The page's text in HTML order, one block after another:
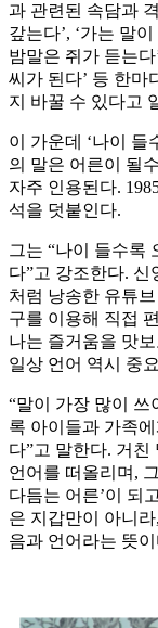
과 관련된 속담과
갚는다’, ‘가는 말
밤말은 쥐가 듣는다
씨가 된다’ 등 한마
지 바꿀 수 있다고
이 가운데 ‘나이 들
의 말은 어른이 될
자주 인용된다.
석을 덧붙인다.
그는 “나이 들수록
다”고 강조한다.
처럼 낭송한 유튜
구를 이용해 직접
나는 즐거움을 맛
일상 언어 역시 중
“말이 가장 많이 쓰
록 아이들과 가족
다”고 말한다. 거친
언어를 떠올리며,
다듬는 어른’이 되
은 지갑만이 아니
음과 언어라는 뜻이